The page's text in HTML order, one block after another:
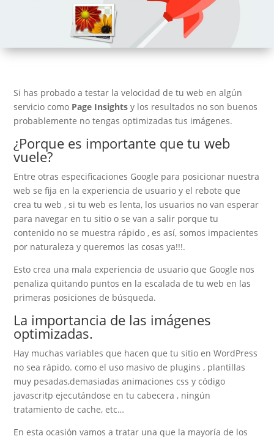
Si has probado a testar la velocidad de tu web en algún
servicio como Page Insightsy los resultados no son buenos
probablemente no tengas optimizadas tus imágenes.
¿Porque es importante que tu web
vuele?
Entre otras especificaciones Google para posicionar nuestra
web se fija en la experiencia de usuario y el rebote que
crea tu web , si tu web es lenta, los usuarios no van esperar
para navegar en tu sitio o se van a salir porque tu
contenido no se muestra rápido , es así, somos impacientes
por naturaleza y queremos las cosas ya!!!.
Esto crea una mala experiencia de usuario que Google nos
penaliza quitando puntos en la escalada de tu web en las
primeras posiciones de búsqueda.
La importancia de las imágenes
optimizadas.
Hay muchas variables que hacen que tu sitio en WordPress
no sea rápido. como el uso masivo de plugins , plantillas
muy pesadas,demasiadas animaciones css y código
javascritp ejecutándose en tu cabecera , ningún
tratamiento de cache, etc…
En esta ocasión vamos a tratar una que la mayoría de los